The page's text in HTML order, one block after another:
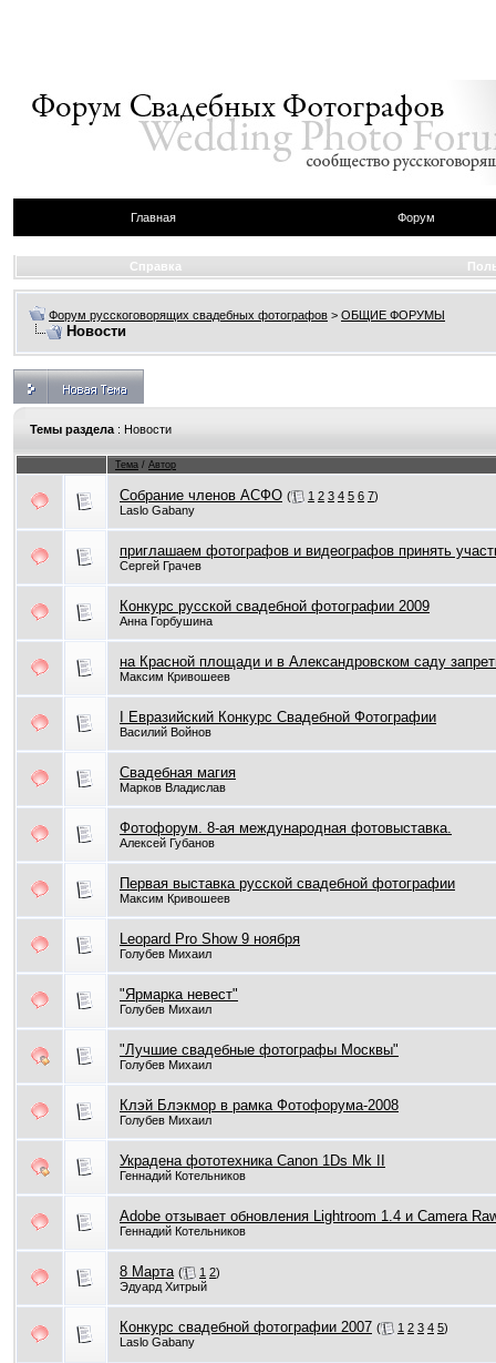
Главная Форум
Справка
Форум русскоговорящих свадебных фотографов > ОБЩИЕ ФОРУМЫ
Новости
Темы раздела : Новости
Тема / Автор
Собрание членов АСФО ( 1 2 3 4 5 6 7)
Laslo Gabany
приглашаем фотографов и видеографов принять
Сергей Грачев
Конкурс русской свадебной фотографии 2009
Анна Горбушина
на Красной площади и в Александровском саду
Максим Кривошеев
I Евразийский Конкурс Свадебной Фотографии
Василий Войнов
Свадебная магия
Марков Владислав
Фотофорум. 8-ая международная фотовыставка.
Алексей Губанов
Первая выставка русской свадебной фотографии
Максим Кривошеев
Leopard Pro Show 9 ноября
Голубев Михаил
"Ярмарка невест"
Голубев Михаил
"Лучшие свадебные фотографы Москвы"
Голубев Михаил
Клэй Блэкмор в рамка Фотофорума-2008
Голубев Михаил
Украдена фототехника Canon 1Ds Mk II
Геннадий Котельников
Adobe отзывает обновления Lightroom 1.4 и Camera
Геннадий Котельников
8 Марта ( 1 2)
Эдуард Хитрый
Конкурс свадебной фотографии 2007 ( 1 2 3 4 5)
Laslo Gabany